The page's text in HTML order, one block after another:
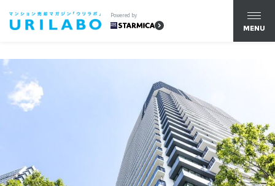
Powered by
MENU